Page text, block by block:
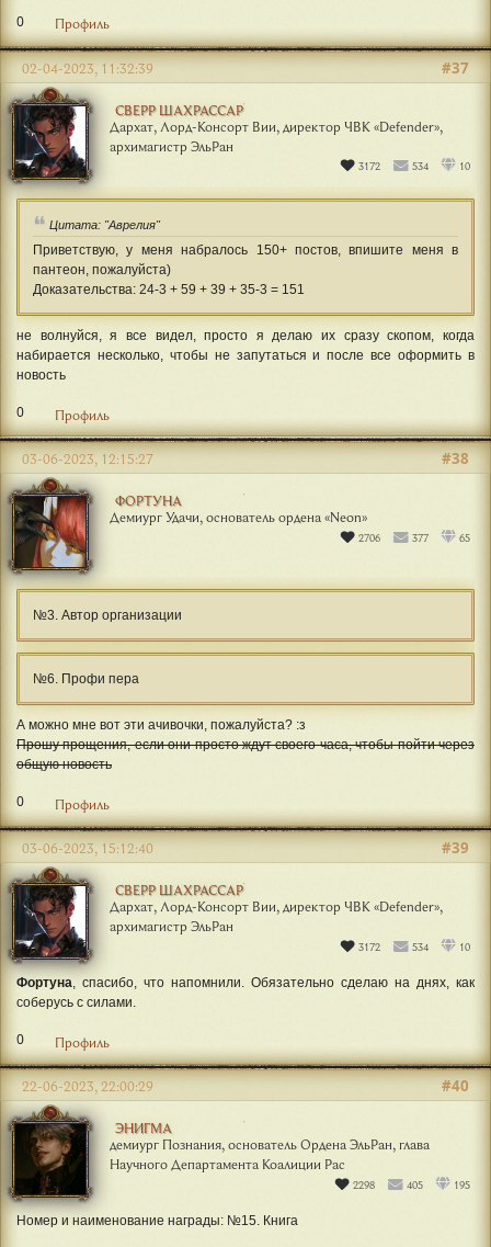
0 Профиль
СВЕРР ШАХРАССАР
Дархат, Лорд-Консорт Вии, директор ЧВК «Defender»,
архимагистр ЭльРан
3172 534 10
#37
02-04-2023, 11:32:39
Цитата: "Аврелия"
Приветствую, у меня набралось 150+ постов, впишите меня в
пантеон, пожалуйста)
Доказательства: 24-3 + 59 + 39 + 35-3 = 151
не волнуйся, я все видел, просто я делаю их сразу скопом, когда
набирается несколько, чтобы не запутаться и после все оформить в
новость
0 Профиль
ФОРТУНА
Демиург Удачи, основатель ордена «‎Neon»
2706 377 65
#38
03-06-2023, 12:15:27
№3. Автор организации
№6. Профи пера
А можно мне вот эти ачивочки, пожалуйста? :з
Прошу прощения, если они просто ждут своего часа, чтобы пойти через
общую новость
0 Профиль
СВЕРР ШАХРАССАР
Дархат, Лорд-Консорт Вии, директор ЧВК «Defender»,
архимагистр ЭльРан
3172 534 10
#39
03-06-2023, 15:12:40
Фортуна, спасибо, что напомнили. Обязательно сделаю на днях, как
соберусь с силами.
0 Профиль
ЭНИГМА
демиург Познания, основатель Ордена ЭльРан, глава
Научного Департамента Коалиции Рас
2298 405 195
#40
22-06-2023, 22:00:29
Номер и наименование награды: №15. Книга